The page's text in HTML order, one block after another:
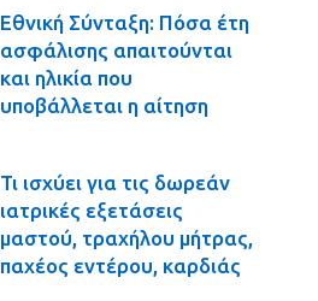
Εθνική Σύνταξη: Πόσα έτη
ασφάλισης απαιτούνται
και ηλικία που
υποβάλλεται η αίτηση
Τι ισχύει για τις δωρεάν
ιατρικές εξετάσεις
μαστού, τραχήλου μήτρας,
παχέος εντέρου, καρδιάς